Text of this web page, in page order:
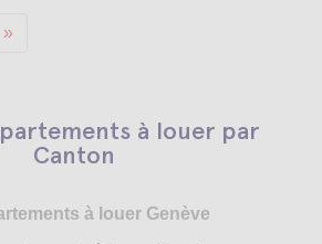
»
à louer par
Canton
à louer Genève